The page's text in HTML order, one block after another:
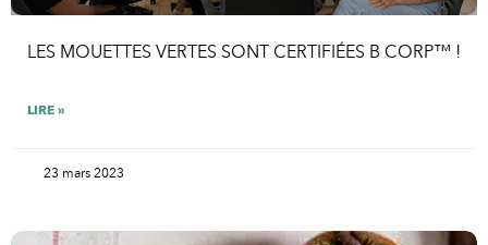
LES MOUETTES VERTES SONT CERTIFIÉES B CORP™ !
LIRE »
23 mars 2023